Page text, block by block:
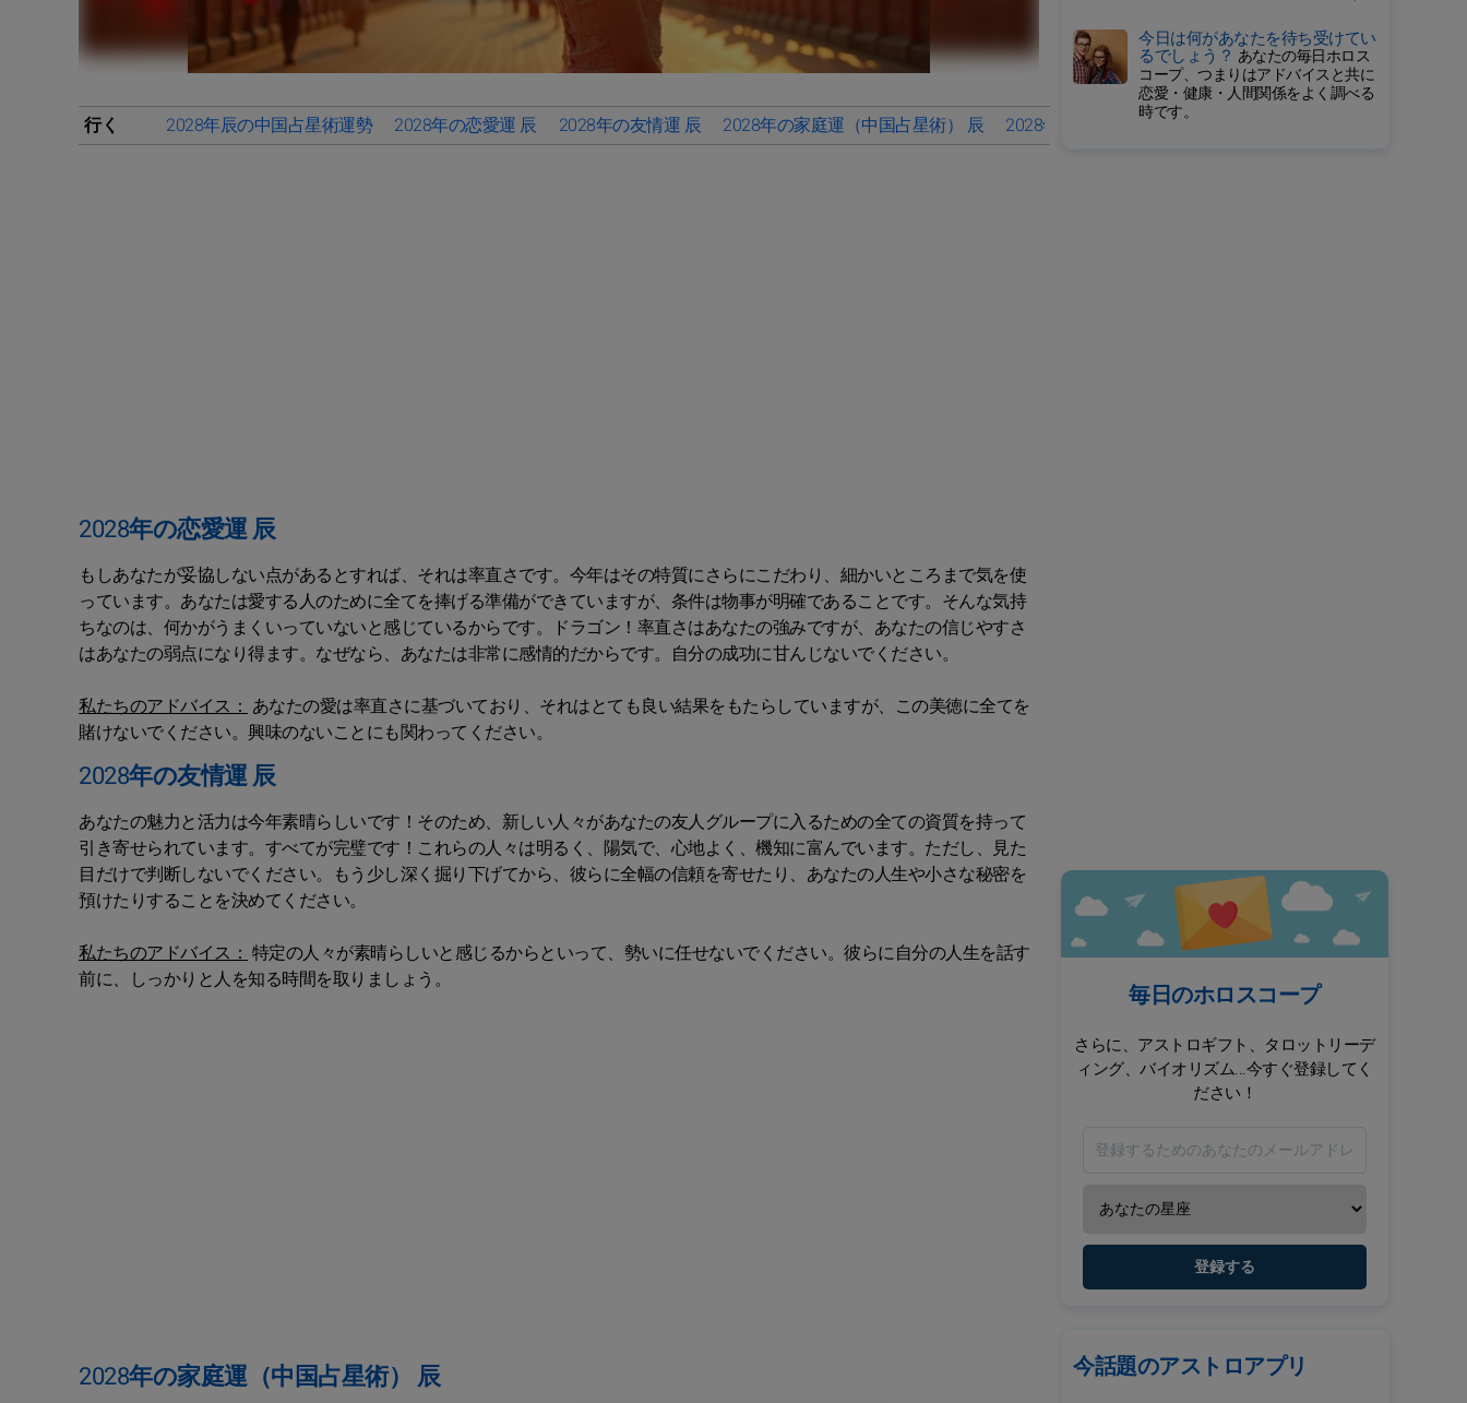
行く 2028年辰の中国占星術運勢 2028年の恋愛運 辰 2028年の友情運 辰 2028年の家庭運（中国占星術） 辰 2028年の健康運 辰 2028年のスピリチュアル運 辰
2028年の恋愛運 辰
もしあなたが妥協しない点があるとすれば、それは率直さです。今年はその特質にさらにこだわり、細かいところまで気を使
っています。あなたは愛する人のために全てを捧げる準備ができていますが、条件は物事が明確であることです。そんな気持
ちなのは、何かがうまくいっていないと感じているからです。ドラゴン！率直さはあなたの強みですが、あなたの信じやすさ
はあなたの弱点になり得ます。なぜなら、あなたは非常に感情的だからです。自分の成功に甘んじないでください。
私たちのアドバイス： あなたの愛は率直さに基づいており、それはとても良い結果をもたらしていますが、この美徳に全てを
賭けないでください。興味のないことにも関わってください。
2028年の友情運 辰
あなたの魅力と活力は今年素晴らしいです！そのため、新しい人々があなたの友人グループに入るための全ての資質を持って
引き寄せられています。すべてが完璧です！これらの人々は明るく、陽気で、心地よく、機知に富んでいます。ただし、見た
目だけで判断しないでください。もう少し深く掘り下げてから、彼らに全幅の信頼を寄せたり、あなたの人生や小さな秘密を
預けたりすることを決めてください。
私たちのアドバイス：特定の人々が素晴らしいと感じるからといって、勢いに任せないでください。彼らに自分の人生を話す
前に、しっかりと人を知る時間を取りましょう。
2028年の家庭運（中国占星術） 辰
今日は何があなたを待ち受けてい
るでしょう？ あなたの毎日ホロス
コープ、つまりはアドバイスと共に
恋愛・健康・人間関係をよく調べる
時です。
毎日のホロスコープ
さらに、アストロギフト、タロットリーデ
ィング、バイオリズム...今すぐ登録してく
ださい！
登録する
今話題のアストロアプリ